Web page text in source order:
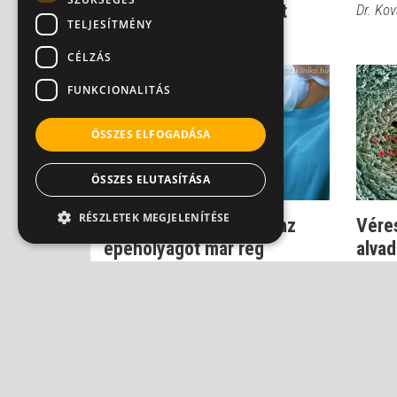
epeműtét a köldökön át
Dr. Kovács János Balázs
Dr.
Miért az epegörcs, ha az
epehólyagot már rég
TELJESÍTMÉNY
CÉLZÁS
FUNKCIONALITÁS
ÖSSZES ELFOGADÁSA
ÖSSZES ELUTASÍTÁSA
RÉSZLETEK MEGJELENÍTÉSE